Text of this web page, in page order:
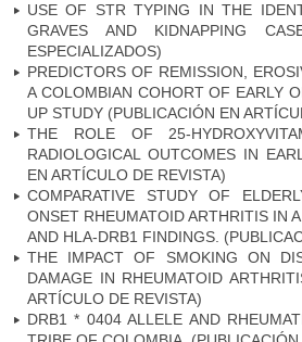
USE OF STR TYPING IN THE
GRAVES AND KIDNAPPING
ESPECIALIZADOS)
PREDICTORS OF REMISSION,
A COLOMBIAN COHORT OF EARLY
UP STUDY (PUBLICACIÓN EN
THE ROLE OF 25-
RADIOLOGICAL OUTCOMES IN
EN ARTÍCULO DE REVISTA)
COMPARATIVE STUDY OF
ONSET RHEUMATOID ARTHRITIS IN
AND HLA-DRB1 FINDINGS.
THE IMPACT OF SMOKING ON
DAMAGE IN RHEUMATOID
ARTÍCULO DE REVISTA)
DRB1 * 0404 ALLELE AND